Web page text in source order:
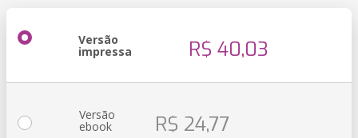
Versão
impressa R$ 40,03
Versão
ebook R$ 24,77